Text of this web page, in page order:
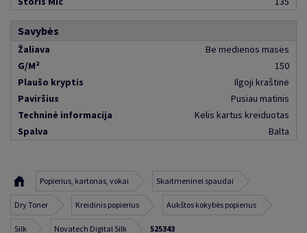
Savybės
Žaliava
Be medienos masės
G/M²
150
Plaušo kryptis
Ilgoji kraštinė
Paviršius
Pusiau matinis
Techninė informacija
Kelis kartus kreiduotas
Spalva
Balta
Popierius, kartonas, vokai Skaitmeninei spaudai
Dry Toner Kreidinis popierius Aukštos kokybės popierius
Silk Novatech Digital Silk 525343